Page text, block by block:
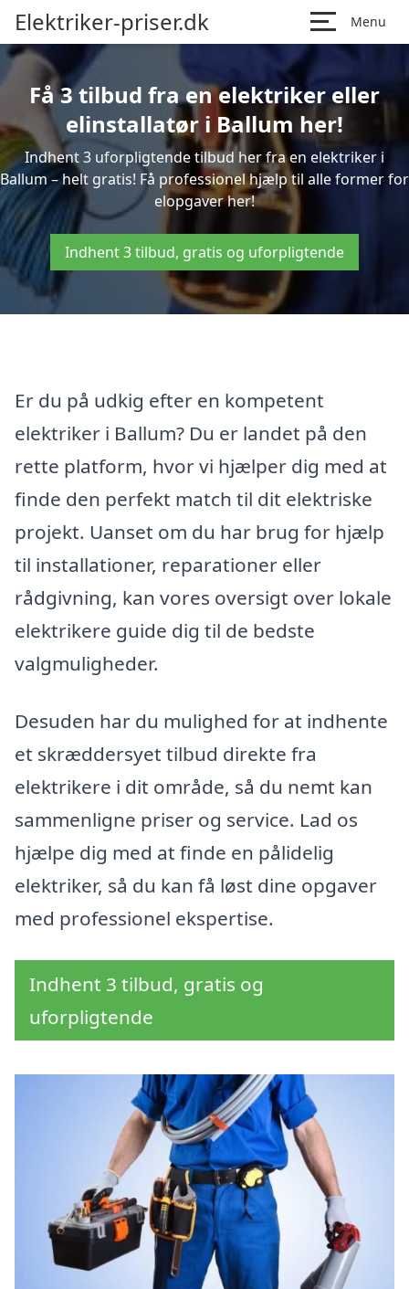
Elektriker-priser.dk Menu
Få 3 tilbud fra en elektriker eller
elinstallatør i Ballum her!
Indhent 3 uforpligtende tilbud her fra en elektriker i
Ballum – helt gratis! Få professionel hjælp til alle former for
elopgaver her!
Indhent 3 tilbud, gratis og uforpligtende
Er du på udkig efter en kompetent
elektriker i Ballum? Du er landet på den
rette platform, hvor vi hjælper dig med at
finde den perfekt match til dit elektriske
projekt. Uanset om du har brug for hjælp
til installationer, reparationer eller
rådgivning, kan vores oversigt over lokale
elektrikere guide dig til de bedste
valgmuligheder.
Desuden har du mulighed for at indhente
et skræddersyet tilbud direkte fra
elektrikere i dit område, så du nemt kan
sammenligne priser og service. Lad os
hjælpe dig med at finde en pålidelig
elektriker, så du kan få løst dine opgaver
med professionel ekspertise.
Indhent 3 tilbud, gratis og
uforpligtende